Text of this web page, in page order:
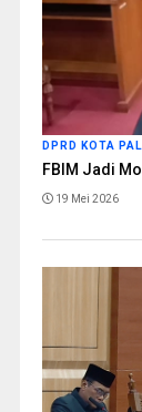
DPRD KOTA
FBIM Jadi
19 Mei 2026